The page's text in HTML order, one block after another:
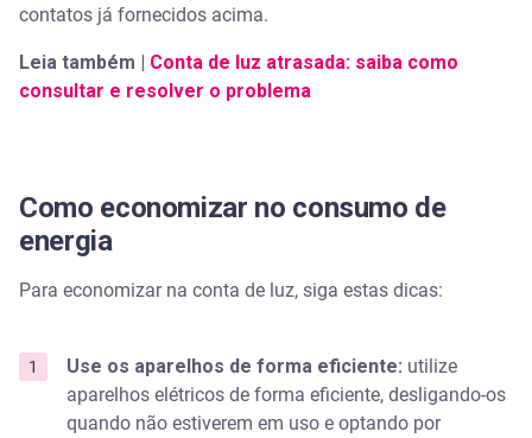
contatos já fornecidos acima.
Leia também | Conta de luz atrasada: saiba como
consultar e resolver o problema
Como economizar no consumo de
energia
Para economizar na conta de luz, siga estas dicas:
Use os aparelhos de forma eficiente: utilize
aparelhos elétricos de forma eficiente, desligando-os
quando não estiverem em uso e optando por